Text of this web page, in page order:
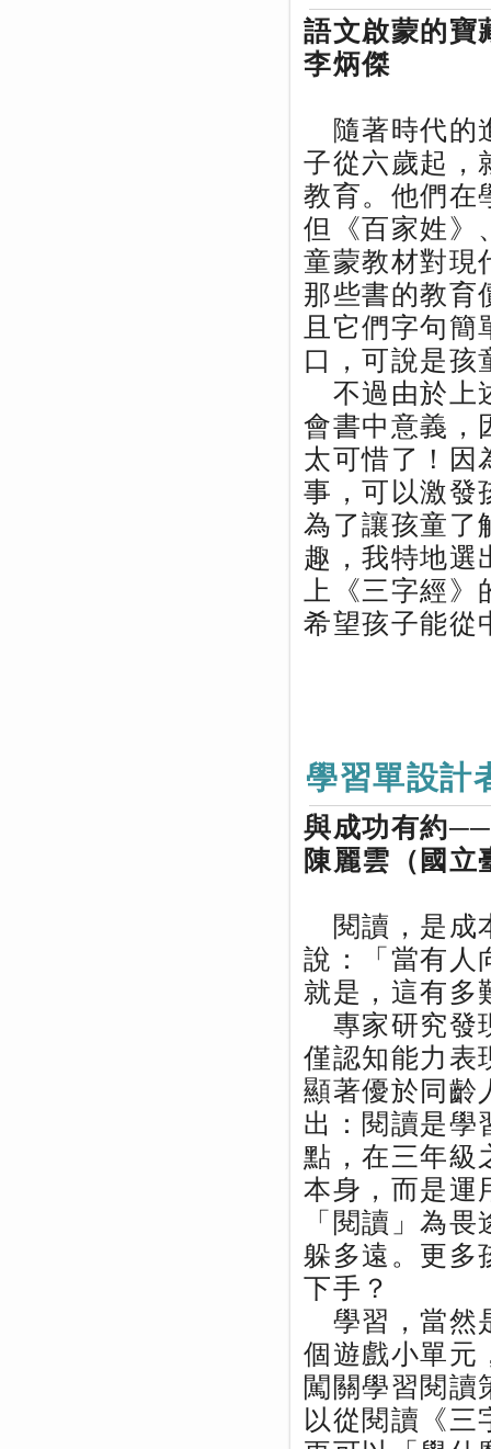
語文啟蒙的寶
李炳傑
隨著時代的
子從六歲起，
教育。他們在
但《百家姓》
童蒙教材對現
那些書的教育
且它們字句
口，可說是孩
不過由於上
會書中意義，
太可惜了！因
事，可以激發
為了讓孩童了
趣，我特地選
上《三字經
希望孩子能從
學習單設計
與成功有約
陳麗雲（國立
閱讀，是成
說：「當有人
就是，這有多
專家研究發
僅認知能力表
顯著優於同齡
出：閱讀是學
點，在三年級
本身，而是運
「閱讀」為
躲多遠。更
下手？
學習，當然
個遊戲小單元
闖關學習閱讀
以從閱讀《三